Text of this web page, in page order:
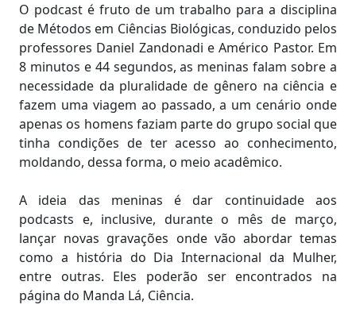
O podcast é fruto de um trabalho para a disciplina
de Métodos em Ciências Biológicas, conduzido pelos
professores Daniel Zandonadi e Américo Pastor. Em
8 minutos e 44 segundos, as meninas falam sobre a
necessidade da pluralidade de gênero na ciência e
fazem uma viagem ao passado, a um cenário onde
apenas os homens faziam parte do grupo social que
tinha condições de ter acesso ao conhecimento,
moldando, dessa forma, o meio acadêmico.
A ideia das meninas é dar continuidade aos
podcasts e, inclusive, durante o mês de março,
lançar novas gravações onde vão abordar temas
como a história do Dia Internacional da Mulher,
entre outras. Eles poderão ser encontrados na
página do Manda Lá, Ciência.